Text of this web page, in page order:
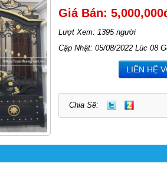
Giá Bán:
Lượt Xem: 1395 người
Cập Nhật: 05/08/2022 Lúc 08
LIÊN HỆ
Chia Sẽ: